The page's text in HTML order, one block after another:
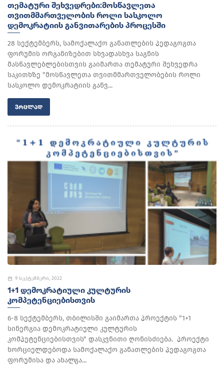
ᲗᲔᲛᲐᲢᲣᲠᲘ ᲨᲔᲮᲕᲔᲓᲠᲔᲑᲘ:ᲛᲝᲡᲬᲐᲕᲚᲔᲗᲐ
ᲗᲕᲘᲗᲛᲛᲐᲠᲗᲕᲔᲚᲝᲑᲘᲡ ᲠᲝᲚᲘ ᲡᲐᲡᲙᲝᲚᲝ
ᲓᲔᲛᲝᲙᲠᲐᲢᲘᲘᲡ ᲒᲐᲜᲕᲘᲗᲐᲠᲔᲑᲘᲡ ᲞᲠᲝᲪᲔᲡᲨᲘ
28 სექტემბერს, სამოქალაქო განათლების პედაგოგთა
ფორუმის ორგანიზებით სხვადასხვა საგნის
მასწავლებლებისთვის გაიმართა თემატური შეხვედრა
საკითხზე "მოსწავლეთა თვითმმართველობების როლი
სასკოლო დემოკრატიის განვ...
ᲕᲠᲪᲚᲐᲓ
9 სექტემბერი, 2022
1+1 ᲓᲔᲛᲝᲙᲠᲐᲢᲘᲣᲚᲘ ᲙᲣᲚᲢᲣᲠᲘᲡ
ᲙᲝᲛᲞᲔᲢᲔᲜᲪᲘᲔᲑᲘᲡᲗᲕᲘᲡ
6-8 სექტემბერს, თბილისში გაიმართა პროექტის "1+1
სინერგია დემოკრატიული კულტურის
კომპეტენციებისთვის" დასკვნითი ღონისძიება. პროექტი
ხორციელდებოდა სამოქალაქო განათლების პედაგოგთა
ფორუმისა და ახალგა...